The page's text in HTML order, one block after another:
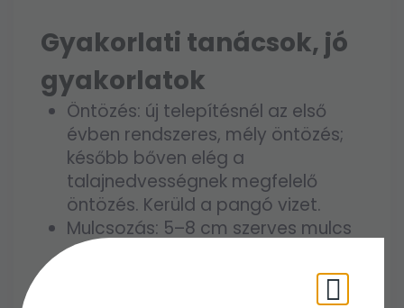
Gyakorlati tanácsok, jó
gyakorlatok
Öntözés: új telepítésnél az első
évben rendszeres, mély öntözés;
később bőven elég a
talajnedvességnek megfelelő
öntözés. Kerüld a pangó vizet.
Mulcsozás: 5–8 cm szerves mulcs
a gyökérzónában, de ne takard a
Ellenőrzés és higiénia: rendszeresen